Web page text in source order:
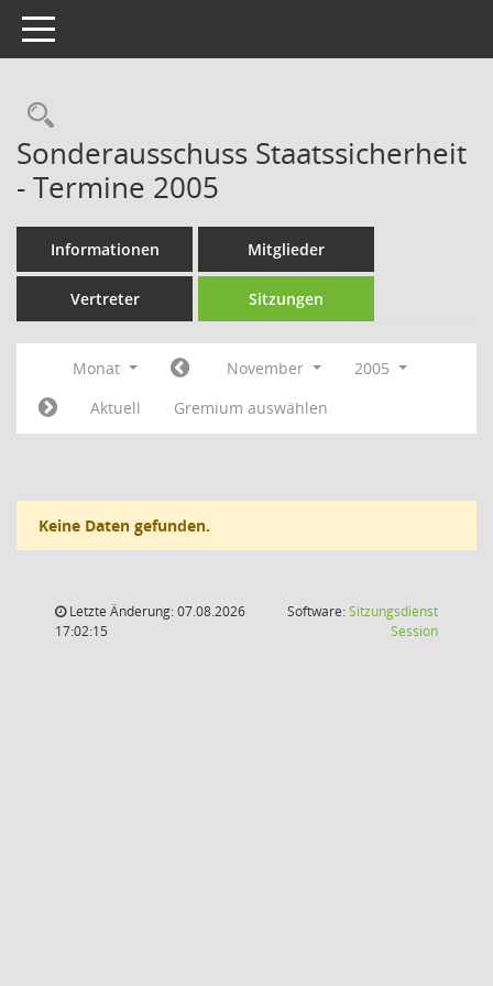
Toggle navigation
Rechercheauswahl
Sonderausschuss Staatssicherheit
- Termine 2005
Informationen Mitglieder
Vertreter Sitzungen
Monat November
2005
Aktuell
Gremium auswählen
Keine Daten gefunden.
Letzte Änderung: 07.08.2026
17:02:15
Software:Sitzungsdienst
Session(Wird in